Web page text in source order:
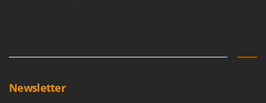
Vertikutierer
Kenwood
Newsletter